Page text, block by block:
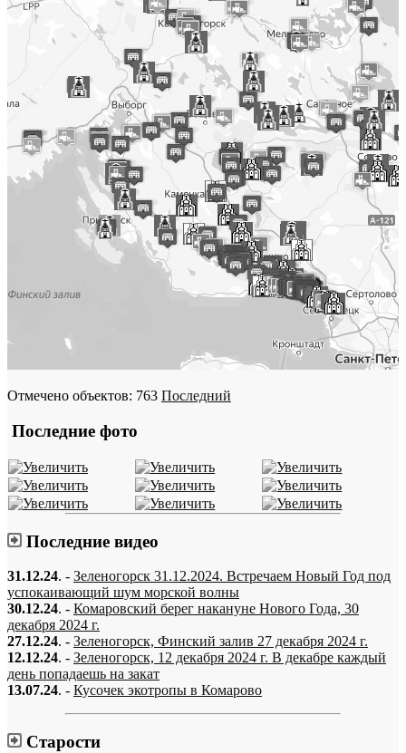
Отмечено объектов: 763 Последний
Последние фото
Последние видео
31.12.24. - Зеленогорск 31.12.2024. Встречаем Новый Год под
успокаивающий шум морской волны
30.12.24. - Комаровский берег накануне Нового Года, 30
декабря 2024 г.
27.12.24. - Зеленогорск, Финский залив 27 декабря 2024 г.
12.12.24. - Зеленогорск, 12 декабря 2024 г. В декабре каждый
день попадаешь на закат
13.07.24. - Кусочек экотропы в Комарово
Старости